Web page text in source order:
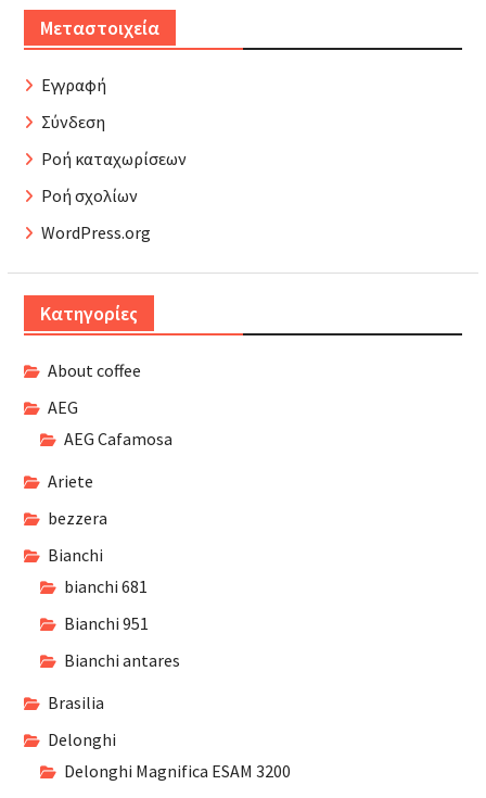
Μεταστοιχεία
Εγγραφή
Σύνδεση
Ροή καταχωρίσεων
Ροή σχολίων
WordPress.org
Kατηγορίες
About coffee
AEG
AEG Cafamosa
Ariete
bezzera
Bianchi
bianchi 681
Bianchi 951
Bianchi antares
Brasilia
Delonghi
Delonghi Magnifica ESAM 3200